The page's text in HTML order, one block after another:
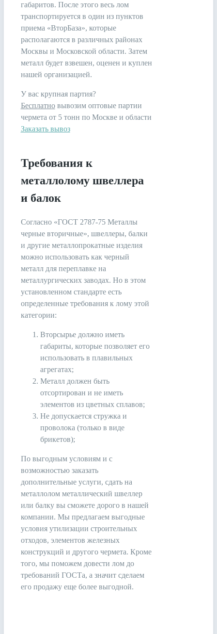
габаритов. После этого весь лом
транспортируется в один из пунктов
приема «ВторБаза», которые
располагаются в различных районах
Москвы и Московской области. Затем
металл будет взвешен, оценен и куплен
нашей организацией.
У вас крупная партия?
Бесплатновывозим оптовые партии
чермета от 5 тонн по Москве и области
Заказать вывоз
Требования к
металлолому швеллера
и балок
Согласно «ГОСТ 2787-75 Металлы
черные вторичные», швеллеры, балки
и другие металлопрокатные изделия
можно использовать как черный
металл для переплавке на
металлургических заводах. Но в этом
установленном стандарте есть
определенные требования к лому этой
категории:
Вторсырье должно иметь
габариты, которые позволяет его
использовать в плавильных
агрегатах;
Металл должен быть
отсортирован и не иметь
элементов из цветных сплавов;
Не допускается стружка и
проволока (только в виде
брикетов);
По выгодным условиям и с
возможностью заказать
дополнительные услуги, сдать на
металлолом металлический швеллер
или балку вы сможете дорого в нашей
компании. Мы предлагаем выгодные
условия утилизации строительных
отходов, элементов железных
конструкций и другого чермета. Кроме
того, мы поможем довести лом до
требований ГОСТа, а значит сделаем
его продажу еще более выгодной.